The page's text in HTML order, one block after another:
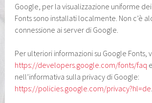
Google, per la visualizzazione uniforme
Fonts sono installati localmente. Non c’è
connessione ai server di Google.
Per ulteriori informazioni su Google Fonts,
https://developers.google.com/fonts/faq e
nell’informativa sulla privacy di Google:
https://policies.google.com/privacy?hl=de